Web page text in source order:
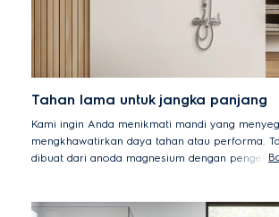
Tahan lama untuk jangka panjang
Kami ingin Anda menikmati mandi yang
mengkhawatirkan daya tahan atau performa.
dibuat dari anoda magnesium dengan